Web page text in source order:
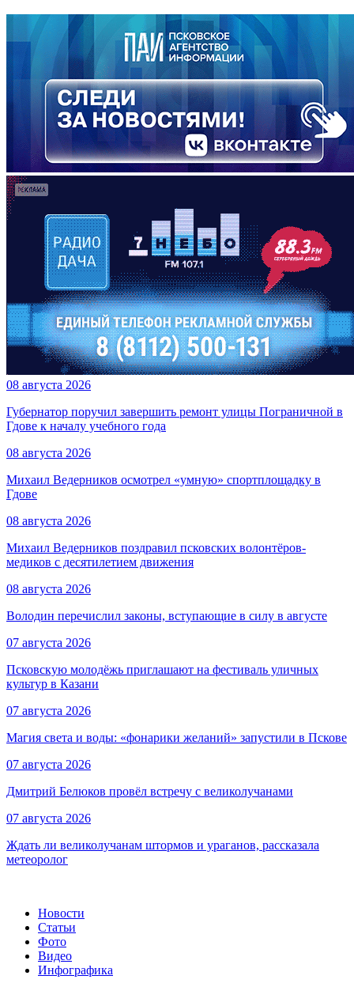
08 августа 2026
Губернатор поручил завершить ремонт улицы Пограничной в
Гдове к началу учебного года
08 августа 2026
Михаил Ведерников осмотрел «умную» спортплощадку в
Гдове
08 августа 2026
Михаил Ведерников поздравил псковских волонтёров-
медиков с десятилетием движения
08 августа 2026
Володин перечислил законы, вступающие в силу в августе
07 августа 2026
Псковскую молодёжь приглашают на фестиваль уличных
культур в Казани
07 августа 2026
Магия света и воды: «фонарики желаний» запустили в Пскове
07 августа 2026
Дмитрий Белюков провёл встречу с великолучанами
07 августа 2026
Ждать ли великолучанам штормов и ураганов, рассказала
метеоролог
Новости
Статьи
Фото
Видео
Инфографика